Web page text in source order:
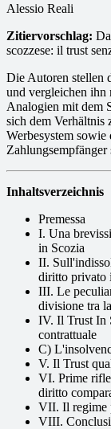
Alessio Reali
Zitiervorschlag:
scozzese: il trust
Die Autoren stellen
und vergleichen ihn
Analogien mit dem
sich dem Verhältnis
Werbesystem
Inhaltsverzeichnis
Premessa
I. Una
in Scozia
II.
diritto privato
III. Le
divisione tra
IV. Il Trust In
contrattuale
C)
V. Il Trust
VI. Prime
diritto
VII. Il regime
VIII.